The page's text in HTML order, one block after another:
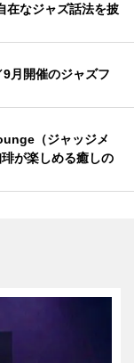
在なジャズ話法を披
9月開催のジャズフ
（ジャッジメ
が楽しめる癒しの